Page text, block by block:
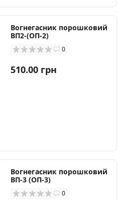
Вогнегасник порошковий
ВП2-(ОП-2)
0
510.00 грн
Вогнегасник порошковий
ВП-3 (ОП-3)
0